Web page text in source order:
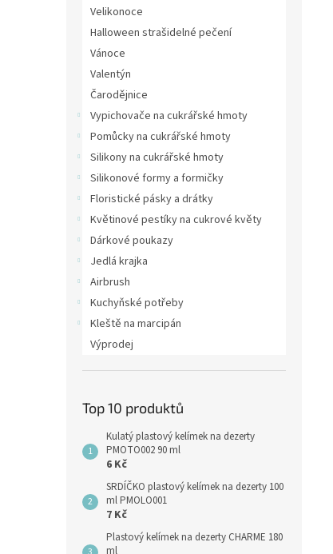
Velikonoce
Halloween strašidelné pečení
Vánoce
Valentýn
Čarodějnice
Vypichovače na cukrářské hmoty
Pomůcky na cukrářské hmoty
Silikony na cukrářské hmoty
Silikonové formy a formičky
Floristické pásky a drátky
Květinové pestíky na cukrové květy
Dárkové poukazy
Jedlá krajka
Airbrush
Kuchyňské potřeby
Kleště na marcipán
Výprodej
Top 10 produktů
Kulatý plastový kelímek na dezerty
PMOTO002 90 ml
6 Kč
SRDÍČKO plastový kelímek na dezerty 100
ml PMOLO001
7 Kč
Plastový kelímek na dezerty CHARME 180
ml